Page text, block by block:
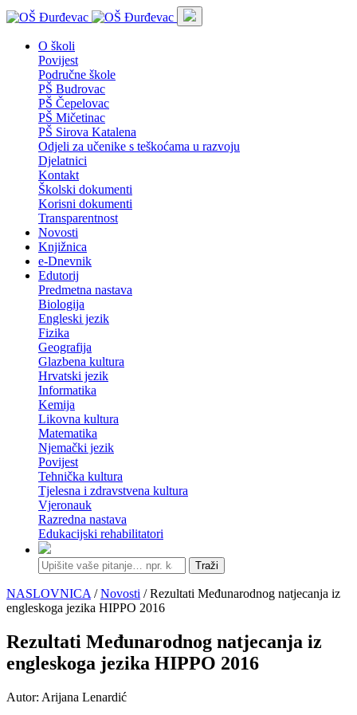
O školi
Povijest
Područne škole
PŠ Budrovac
PŠ Čepelovac
PŠ Mičetinac
PŠ Sirova Katalena
Odjeli za učenike s teškoćama u razvoju
Djelatnici
Kontakt
Školski dokumenti
Korisni dokumenti
Transparentnost
Novosti
Knjižnica
e-Dnevnik
Edutorij
Predmetna nastava
Biologija
Engleski jezik
Fizika
Geografija
Glazbena kultura
Hrvatski jezik
Informatika
Kemija
Likovna kultura
Matematika
Njemački jezik
Povijest
Tehnička kultura
Tjelesna i zdravstvena kultura
Vjeronauk
Razredna nastava
Edukacijski rehabilitatori
Traži
NASLOVNICA /Novosti / Rezultati Međunarodnog natjecanja iz
engleskoga jezika HIPPO 2016
Rezultati Međunarodnog natjecanja iz
engleskoga jezika HIPPO 2016
Autor: Arijana Lenardić